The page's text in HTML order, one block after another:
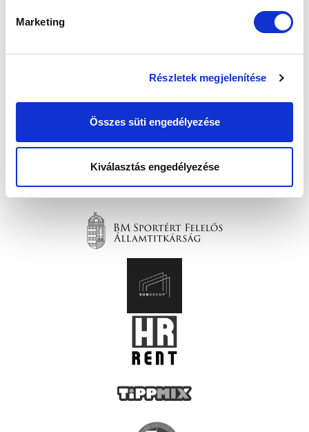
Marketing
Részletek megjelenítése
Összes süti engedélyezése
Kiválasztás engedélyezése